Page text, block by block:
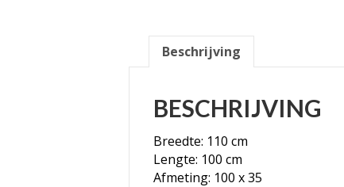
Beschrijving
BESCHRIJVING
Breedte: 110 cm
Lengte: 100 cm
Afmeting: 100 x 35